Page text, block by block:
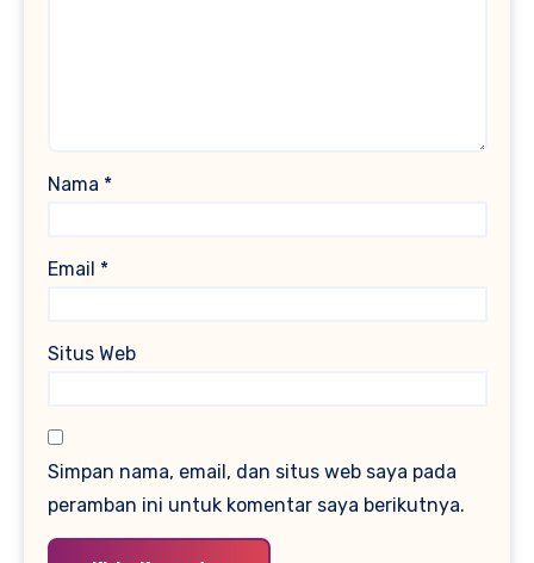
Nama *
Email *
Situs Web
Simpan nama, email, dan situs web saya pada
peramban ini untuk komentar saya berikutnya.